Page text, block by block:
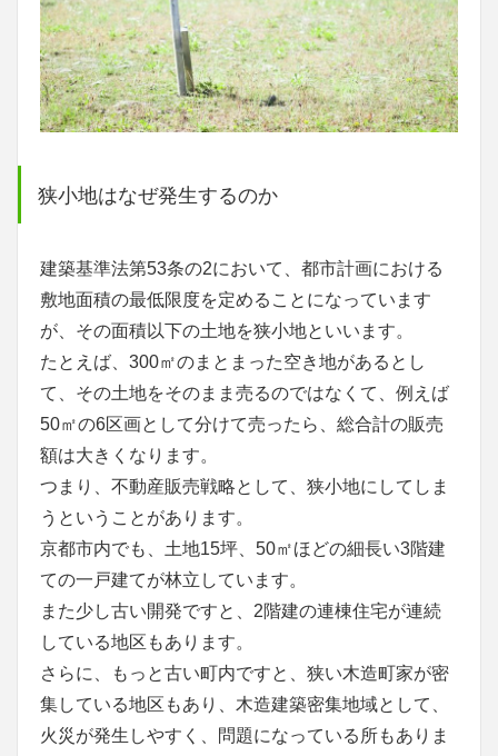
狭小地はなぜ発生するのか
建築基準法第53条の2において、都市計画における
敷地面積の最低限度を定めることになっています
が、その面積以下の土地を狭小地といいます。
たとえば、300㎡のまとまった空き地があるとし
て、その土地をそのまま売るのではなくて、例えば
50㎡の6区画として分けて売ったら、総合計の販売
額は大きくなります。
つまり、不動産販売戦略として、狭小地にしてしま
うということがあります。
京都市内でも、土地15坪、50㎡ほどの細長い3階建
ての一戸建てが林立しています。
また少し古い開発ですと、2階建の連棟住宅が連続
している地区もあります。
さらに、もっと古い町内ですと、狭い木造町家が密
集している地区もあり、木造建築密集地域として、
火災が発生しやすく、問題になっている所もありま